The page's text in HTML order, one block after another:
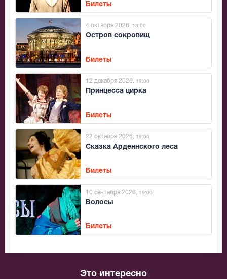
Билеты
Остров сокровищ
4 октября 2026 , 13:00
Билеты
Принцесса цирка
12 декабря 2026 , 19:00
Билеты
Сказка Арденнского леса
22 октября 2026 , 19:00
Билеты
Волосы
10 сентября 2026 , 19:00
Билеты
Это интересно